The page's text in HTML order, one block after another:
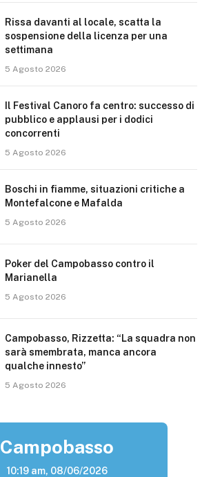
Rissa davanti al locale, scatta la
sospensione della licenza per una
settimana
5 Agosto 2026
Il Festival Canoro fa centro: successo di
pubblico e applausi per i dodici
concorrenti
5 Agosto 2026
Boschi in fiamme, situazioni critiche a
Montefalcone e Mafalda
5 Agosto 2026
Poker del Campobasso contro il
Marianella
5 Agosto 2026
Campobasso, Rizzetta: “La squadra non
sarà smembrata, manca ancora
qualche innesto”
5 Agosto 2026
Campobasso
10:19 am, 08/06/2026